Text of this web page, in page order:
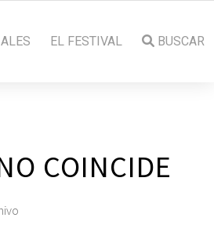
EL FESTIVAL BUSCAR
COINCIDE